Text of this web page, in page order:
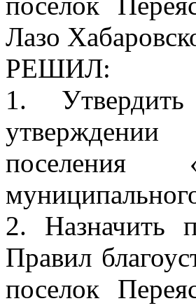
Лазо
РЕШИЛ:
1.
утверждении
поселения
2. Назначить
Правил
поселок